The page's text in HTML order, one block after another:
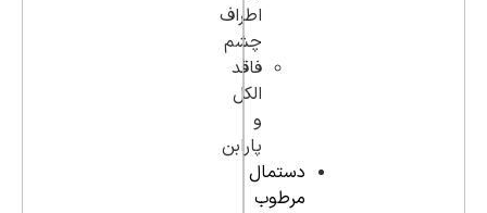
اطراف
چشم
فاقد
الکل
و
پارابن
دستمال
مرطوب